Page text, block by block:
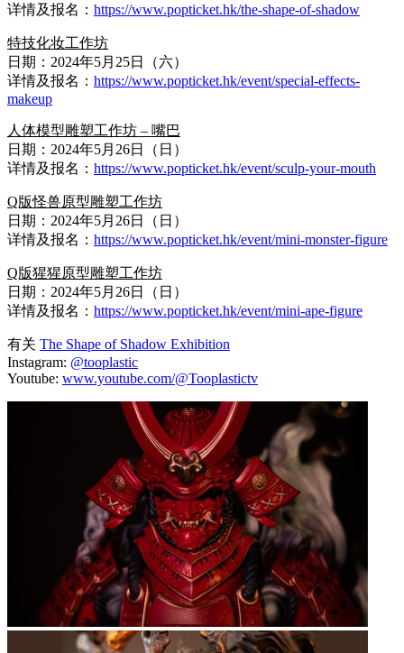
详情及报名： https://www.popticket.hk/the-shape-of-shadow
特技化妆工作坊
日期：2024年5月25日（六）
详情及报名： https://www.popticket.hk/event/special-effects-
makeup
人体模型雕塑工作坊 – 嘴巴
日期：2024年5月26日（日）
详情及报名： https://www.popticket.hk/event/sculp-your-mouth
Q版怪兽原型雕塑工作坊
日期：2024年5月26日（日）
详情及报名： https://www.popticket.hk/event/mini-monster-figure
Q版猩猩原型雕塑工作坊
日期：2024年5月26日（日）
详情及报名： https://www.popticket.hk/event/mini-ape-figure
有关 The Shape of Shadow Exhibition
Instagram: @tooplastic
Youtube: www.youtube.com/@Tooplastictv